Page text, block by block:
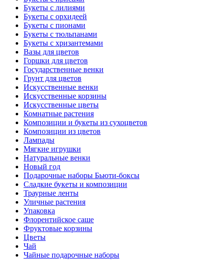
Букеты с лилиями
Букеты с орхидеей
Букеты с пионами
Букеты с тюльпанами
Букеты с хризантемами
Вазы для цветов
Горшки для цветов
Государственные венки
Грунт для цветов
Искусственные венки
Искусственные корзины
Искусственные цветы
Комнатные растения
Композиции и букеты из сухоцветов
Композиции из цветов
Лампады
Мягкие игрушки
Натуральные венки
Новый год
Подарочные наборы Бьюти-боксы
Сладкие букеты и композиции
Траурные ленты
Уличные растения
Упаковка
Флорентийское саше
Фруктовые корзины
Цветы
Чай
Чайные подарочные наборы